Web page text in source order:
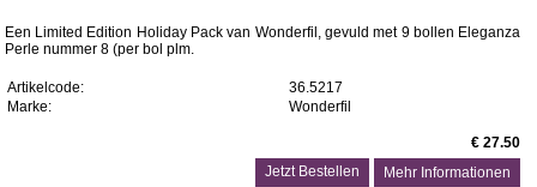
Een Limited Edition Holiday Pack van Wonderfil, gevuld met 9 bollen Eleganza
Perle nummer 8 (per bol plm.
Artikelcode:
36.5217
Marke:
Wonderfil
€ 27.50
Mehr Informationen